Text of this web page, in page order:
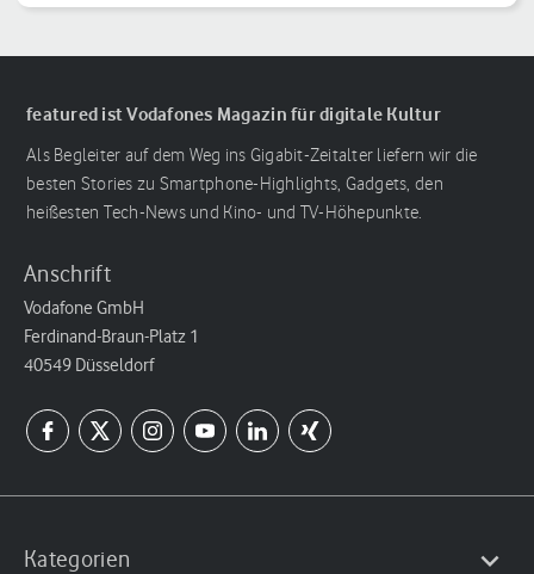
featured ist Vodafones Magazin für digitale Kultur
Als Begleiter auf dem Weg ins Gigabit-Zeitalter liefern wir die
besten Stories zu Smartphone-Highlights, Gadgets, den
heißesten Tech-News und Kino- und TV-Höhepunkte.
Anschrift
Vodafone GmbH
Ferdinand-Braun-Platz 1
40549 Düsseldorf
Kategorien